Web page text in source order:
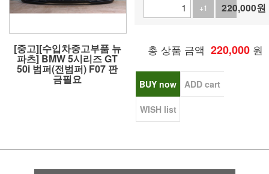
[중고][수입차중고부품 뉴
파츠] BMW 5시리즈 GT
50i 범퍼(전범퍼) F07 판
금필요
+1
-1
220,000원
총 상품 금액 220,000 원
BUY now ADD cart
WISH list